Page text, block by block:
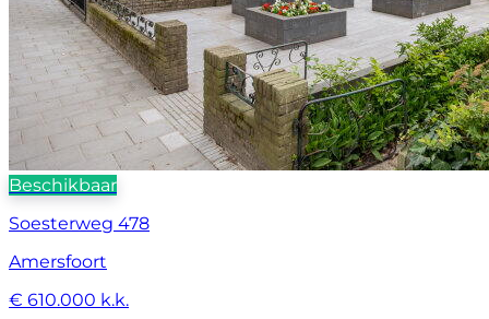
Beschikbaar
Soesterweg 478
Amersfoort
€ 610.000 k.k.